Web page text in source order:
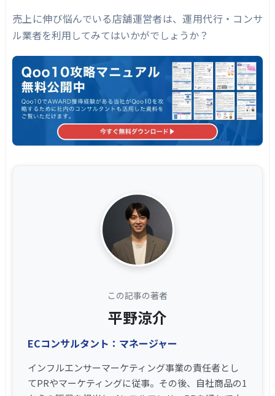
売上に伸び悩んでいる店舗運営者は、運用代行・コンサ
ル業者を利用してみてはいかがでしょうか？
この記事の著者
平野涼介
ECコンサルタント：マネージャー
インフルエンサーマーケティング事業の責任者とし
てPRやマーケティングに従事。その後、自社商品の1